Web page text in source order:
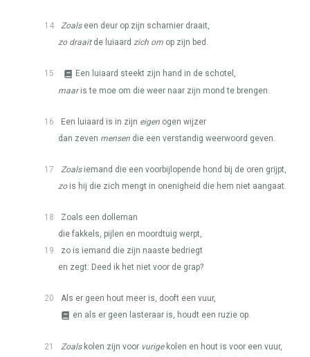
14 Zoalseen deur op zijn scharnier draait,
zo draaitde luiaard zich om op zijn bed.
15
Een luiaard steekt zijn hand in de schotel,
maaris te moe om die weer naar zijn mond te brengen.
16 Een luiaard is in zijn eigen ogen wijzer
dan zeven mensen die een verstandig weerwoord geven.
17 Zoalsiemand die een voorbijlopende hond bij de oren grijpt,
zois hij die zich mengt in onenigheid die hem niet aangaat.
18
Zoals een dolleman
die fakkels, pijlen en moordtuig werpt,
19
zo is iemand die zijn naaste bedriegt
en zegt: Deed ik het niet voor de grap?
20
Als er geen hout meer is, dooft een vuur,
en als er geen lasteraar is, houdt een ruzie op.
21 Zoalskolen zijn voor vurigekolen en hout is voor een vuur,